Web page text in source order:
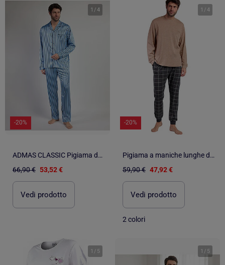
1 /4
-20%
ADMAS CLASSIC Pigiama da uomo Adm Secret Satin Open Manica Lunga
66,90 € 53,52 €
Vedi prodotto
1 /4
-20%
Pigiama a maniche lunghe da uomo ADMAS CLASSIC color cannella
59,90 € 47,92 €
Vedi prodotto
2 colori
1 / 5 1 / 5